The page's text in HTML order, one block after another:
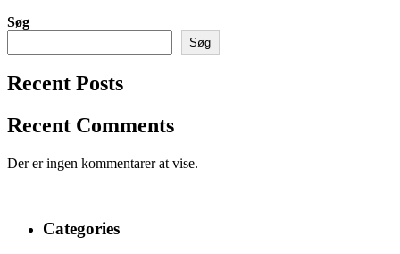
Søg
Søg
Recent Posts
Recent Comments
Der er ingen kommentarer at vise.
Categories